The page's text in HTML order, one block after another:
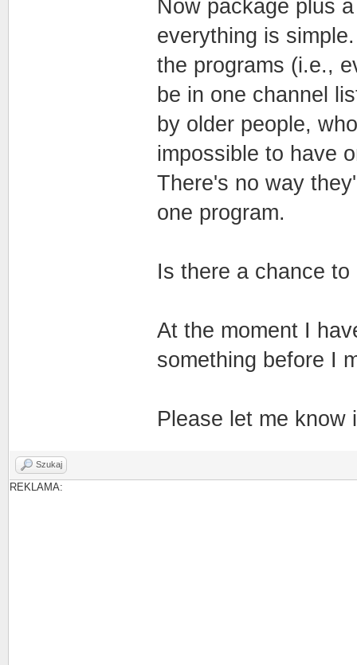
Now package plus
everything is
the programs (i.e.,
be in one channel
by older people,
impossible to have
There's no way
one program.
Is there a chance to
At the moment I
something before I
Please let me know
Szukaj
REKLAMA: